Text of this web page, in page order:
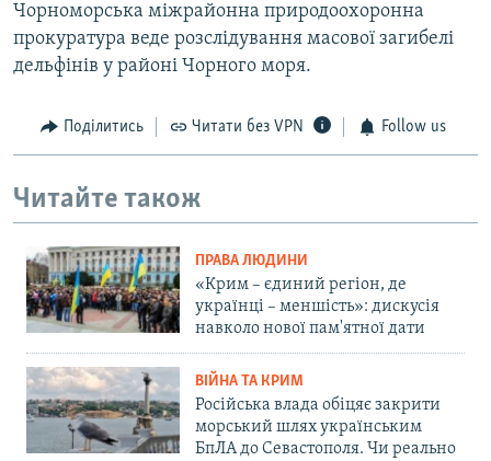
Чорноморська міжрайонна природоохоронна
прокуратура веде розслідування масової загибелі
дельфінів у районі Чорного моря.
Поділитись Читати без VPN Follow us
Читайте також
ПРАВА ЛЮДИНИ
«Крим – єдиний регіон, де
українці – меншість»: дискусія
навколо нової пам'ятної дати
ВІЙНА ТА КРИМ
Російська влада обіцяє закрити
морський шлях українським
БпЛА до Севастополя. Чи реально